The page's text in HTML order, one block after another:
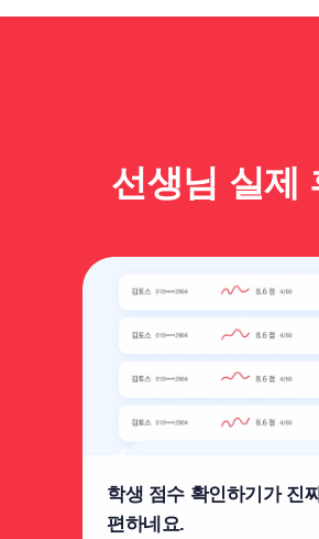
선생님 실제
학생 점수 확인하기가 진
편하네요.